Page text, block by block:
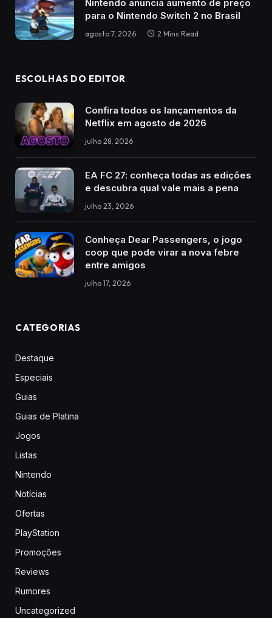
Nintendo anuncia aumento de preço
para o Nintendo Switch 2 no Brasil
agosto 7, 2026 2 Mins Read
ESCOLHAS DO EDITOR
Confira todos os lançamentos da
Netflix em agosto de 2026
julho 28, 2026
EA FC 27: conheça todas as edições
e descubra qual vale mais a pena
julho 23, 2026
Conheça Dear Passengers, o jogo
coop que pode virar a nova febre
entre amigos
julho 17, 2026
CATEGORIAS
Destaque
Especiais
Guias
Guias de Platina
Jogos
Listas
Nintendo
Notícias
Ofertas
PlayStation
Promoções
Reviews
Rumores
Uncategorized